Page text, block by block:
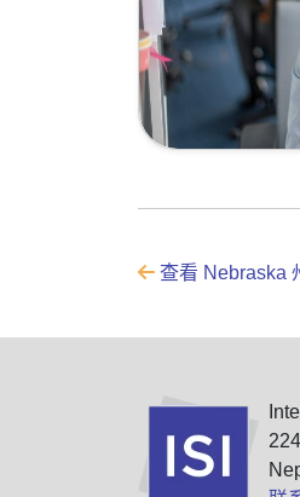
查看 Nebraska